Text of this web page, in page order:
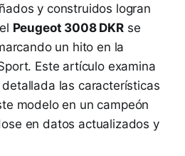
y construidos logran
Peugeot 3008 DKRse
un hito en la
Este artículo examina
las características
modelo en un campeón
en datos actualizados y